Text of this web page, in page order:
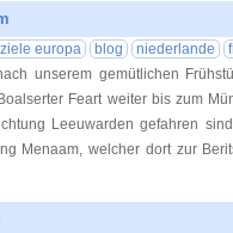
europa blog niederlande
unserem gemütlichen
Feart weiter bis zum
Leeuwarden gefahren
Menaam, welcher dort zur